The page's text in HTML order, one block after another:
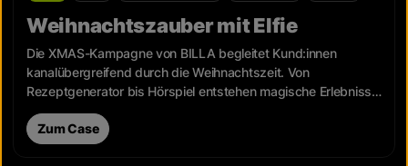
Weihnachtszauber mit Elfie
Die XMAS-Kampagne von BILLA begleitet Kund:innen
kanalübergreifend durch die Weihnachtszeit. Von
Rezeptgenerator bis Hörspiel entstehen magische Erlebnisse
für Groß und Klein.
Zum Case